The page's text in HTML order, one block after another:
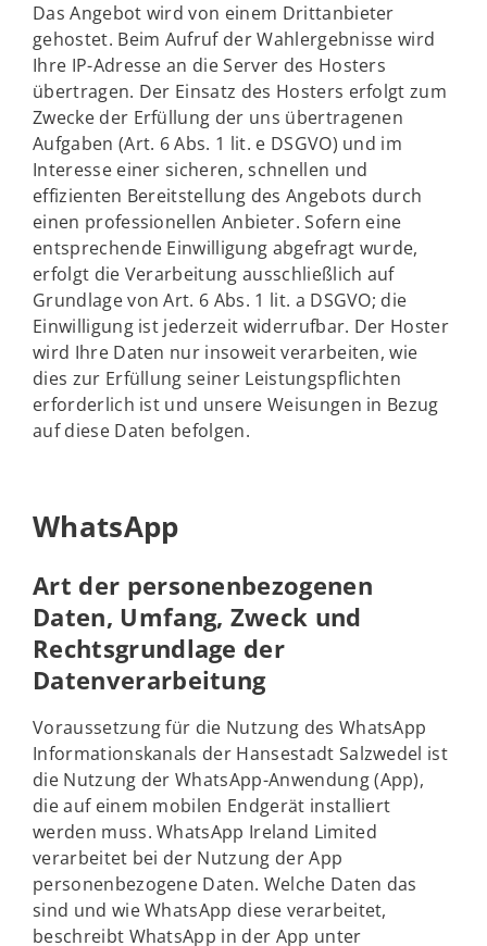
Das Angebot wird von einem Drittanbieter
gehostet. Beim Aufruf der Wahlergebnisse wird
Ihre IP-Adresse an die Server des Hosters
übertragen. Der Einsatz des Hosters erfolgt zum
Zwecke der Erfüllung der uns übertragenen
Aufgaben (Art. 6 Abs. 1 lit. e DSGVO) und im
Interesse einer sicheren, schnellen und
effizienten Bereitstellung des Angebots durch
einen professionellen Anbieter. Sofern eine
entsprechende Einwilligung abgefragt wurde,
erfolgt die Verarbeitung ausschließlich auf
Grundlage von Art. 6 Abs. 1 lit. a DSGVO; die
Einwilligung ist jederzeit widerrufbar. Der Hoster
wird Ihre Daten nur insoweit verarbeiten, wie
dies zur Erfüllung seiner Leistungspflichten
erforderlich ist und unsere Weisungen in Bezug
auf diese Daten befolgen.
WhatsApp
Art der personenbezogenen
Daten, Umfang, Zweck und
Rechtsgrundlage der
Datenverarbeitung
Voraussetzung für die Nutzung des WhatsApp
Informationskanals der Hansestadt Salzwedel ist
die Nutzung der WhatsApp-Anwendung (App),
die auf einem mobilen Endgerät installiert
werden muss. WhatsApp Ireland Limited
verarbeitet bei der Nutzung der App
personenbezogene Daten. Welche Daten das
sind und wie WhatsApp diese verarbeitet,
beschreibt WhatsApp in der App unter